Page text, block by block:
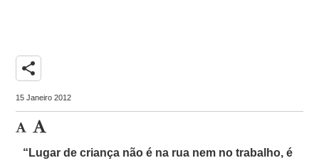
share
15 Janeiro 2012
“Lugar de criança não é na rua nem no trabalho, é